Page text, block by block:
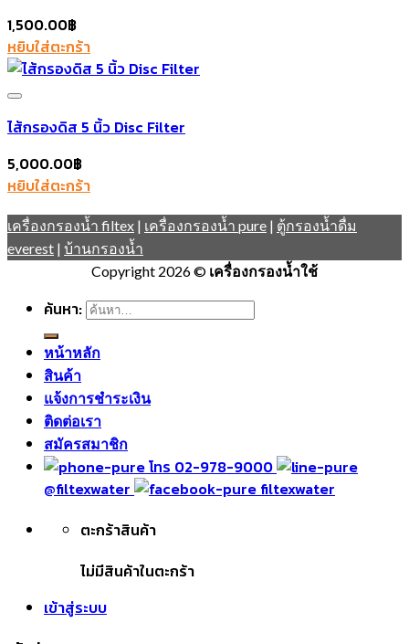
1,500.00฿
หยิบใส่ตะกร้า
ไส้กรองดิส 5 นิ้ว Disc Filter
5,000.00฿
หยิบใส่ตะกร้า
เครื่องกรองน้ำ filtex | เครื่องกรองน้ำ pure | ตู้กรองน้ำดื่ม
everest | บ้านกรองน้ำ
Copyright 2026 © เครื่องกรองน้ำใช้
ค้นหา:
หน้าหลัก
สินค้า
แจ้งการชำระเงิน
ติดต่อเรา
สมัครสมาชิก
โทร 02-978-9000
@filtexwater
filtexwater
ตะกร้าสินค้า
ไม่มีสินค้าในตะกร้า
เข้าสู่ระบบ